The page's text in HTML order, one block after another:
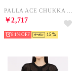
￥2,717
81% 15